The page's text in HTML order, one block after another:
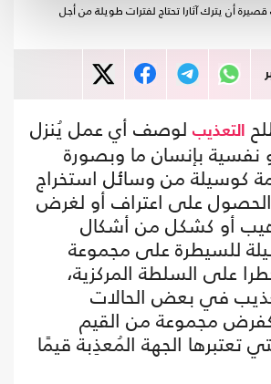
أن يترك آثارا تحتاج لفترات طويلة من أجل
التعذيب لوصف أي عمل يُنزل
نفسية بإنسان ما وبصورة
كوسيلة من وسائل استخراج
الحصول على اعتراف أو لغرض
أو كشكل من أشكال
للسيطرة على مجموعة
على السلطة المركزية،
في بعض الحالات
مجموعة من القيم
تعتبرها الجهة المُعذِبة قيمًا